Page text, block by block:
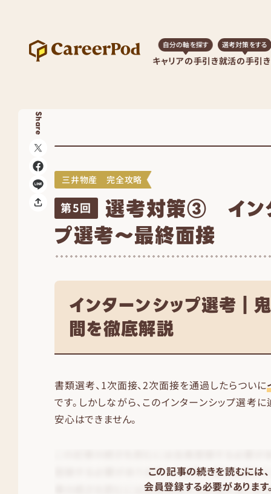
キャリアの手引き
自分の軸を探す
就活の手引き
選考対策をする
Share
三井物産 完全攻略
第5回 選考対策③ イン
プ選考～最終面接
インターンシップ選考｜
間を徹底解説
書類選考、1次面接、2次面接を通過したらついに
です。しかしながら、このインターンシップ選考
安心はできません。
この記事の続きを読むには、
会員登録する必要があります